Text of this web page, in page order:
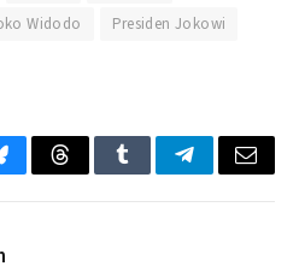
Widodo
Presiden Jokowi
ThreadsTumblrTelegramEmail